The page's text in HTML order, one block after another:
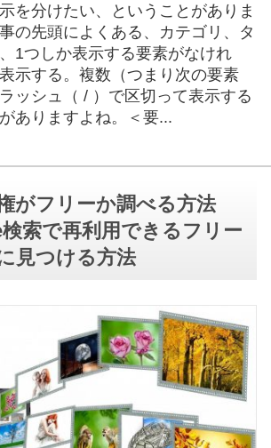
を分けたい、ということがありま
の先頭によくある、カテゴリ、タ
1つしか表示する要素がなけれ
示する。複数（つまり次の要素
ッシュ（ / ）で区切って表示する
ありますよね。＜要...
がフリーか調べる方法
索で再利用できるフリー
見つける方法